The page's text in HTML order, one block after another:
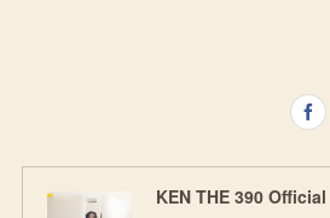
KEN THE 390 Official